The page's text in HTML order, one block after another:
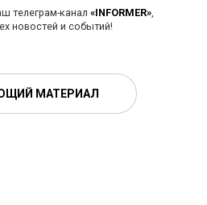
телеграм-канал «INFORMER»,
новостей и событий!
МАТЕРИАЛ